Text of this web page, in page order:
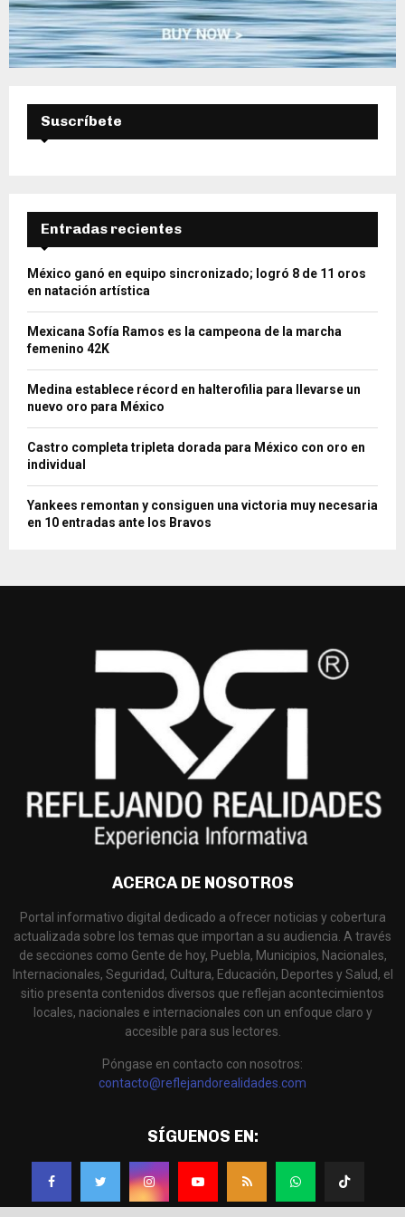
Suscríbete
Entradas recientes
México ganó en equipo sincronizado; logró 8 de 11 oros
en natación artística
Mexicana Sofía Ramos es la campeona de la marcha
femenino 42K
Medina establece récord en halterofilia para llevarse un
nuevo oro para México
Castro completa tripleta dorada para México con oro en
individual
Yankees remontan y consiguen una victoria muy necesaria
en 10 entradas ante los Bravos
ACERCA DE NOSOTROS
Portal informativo digital dedicado a ofrecer noticias y cobertura
actualizada sobre los temas que importan a su audiencia. A través
de secciones como Gente de hoy, Puebla, Municipios, Nacionales,
Internacionales, Seguridad, Cultura, Educación, Deportes y Salud, el
sitio presenta contenidos diversos que reflejan acontecimientos
locales, nacionales e internacionales con un enfoque claro y
accesible para sus lectores.
Póngase en contacto con nosotros:
contacto@reflejandorealidades.com
SÍGUENOS EN: